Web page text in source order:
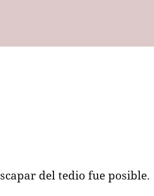
del tedio fue posible.